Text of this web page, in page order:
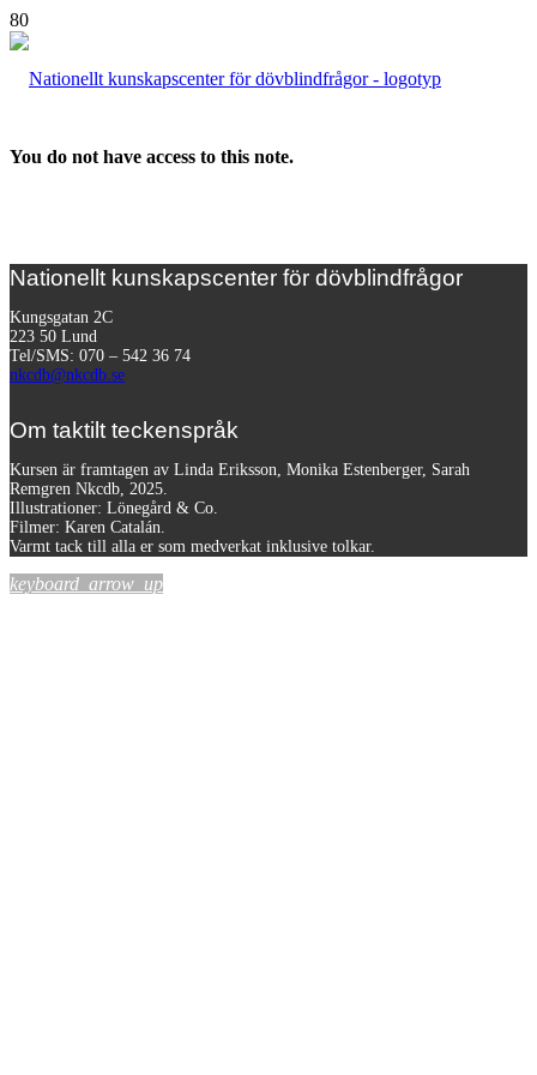
You do not have access to this note.
Nationellt kunskapscenter för dövblindfrågor
Kungsgatan 2C
223 50 Lund
Tel/SMS: 070 – 542 36 74
nkcdb@nkcdb.se
Om taktilt teckenspråk
Kursen är framtagen av Linda Eriksson, Monika Estenberger, Sarah
Remgren Nkcdb, 2025.
Illustrationer: Lönegård & Co.
Filmer: Karen Catalán.
Varmt tack till alla er som medverkat inklusive tolkar.
keyboard_arrow_up